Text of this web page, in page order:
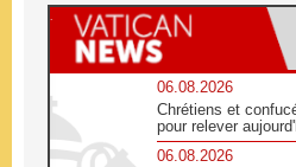
06.08.2026
Chrétiens et
pour relever
06.08.2026